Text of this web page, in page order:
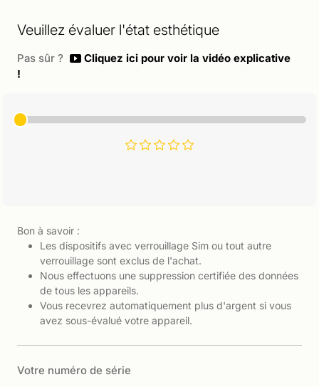
Veuillez évaluer l'état esthétique
Pas sûr ?
Cliquez ici pour voir la vidéo explicative
!
Bon à savoir :
Les dispositifs avec verrouillage Sim ou tout autre
verrouillage sont exclus de l'achat.
Nous effectuons une suppression certifiée des données
de tous les appareils.
Vous recevrez automatiquement plus d'argent si vous
avez sous-évalué votre appareil.
Votre numéro de série